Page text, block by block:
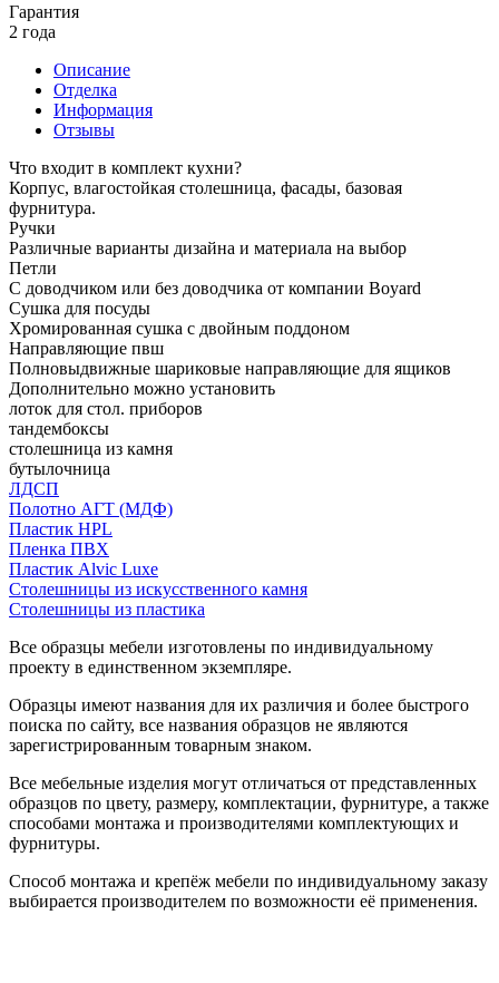
Гарантия
2 года
Описание
Отделка
Информация
Отзывы
Что входит в комплект кухни?
Корпус, влагостойкая столешница, фасады, базовая
фурнитура.
Ручки
Различные варианты дизайна и материала на выбор
Петли
С доводчиком или без доводчика от компании Boyard
Сушка для посуды
Хромированная сушка с двойным поддоном
Направляющие пвш
Полновыдвижные шариковые направляющие для ящиков
Дополнительно можно установить
лоток для стол. приборов
тандембоксы
столешница из камня
бутылочница
ЛДСП
Полотно АГТ (МДФ)
Пластик HPL
Пленка ПВХ
Пластик Alvic Luxe
Столешницы из искусственного камня
Столешницы из пластика
Все образцы мебели изготовлены по индивидуальному
проекту в единственном экземпляре.
Образцы имеют названия для их различия и более быстрого
поиска по сайту, все названия образцов не являются
зарегистрированным товарным знаком.
Все мебельные изделия могут отличаться от представленных
образцов по цвету, размеру, комплектации, фурнитуре, а также
способами монтажа и производителями комплектующих и
фурнитуры.
Способ монтажа и крепёж мебели по индивидуальному заказу
выбирается производителем по возможности её применения.